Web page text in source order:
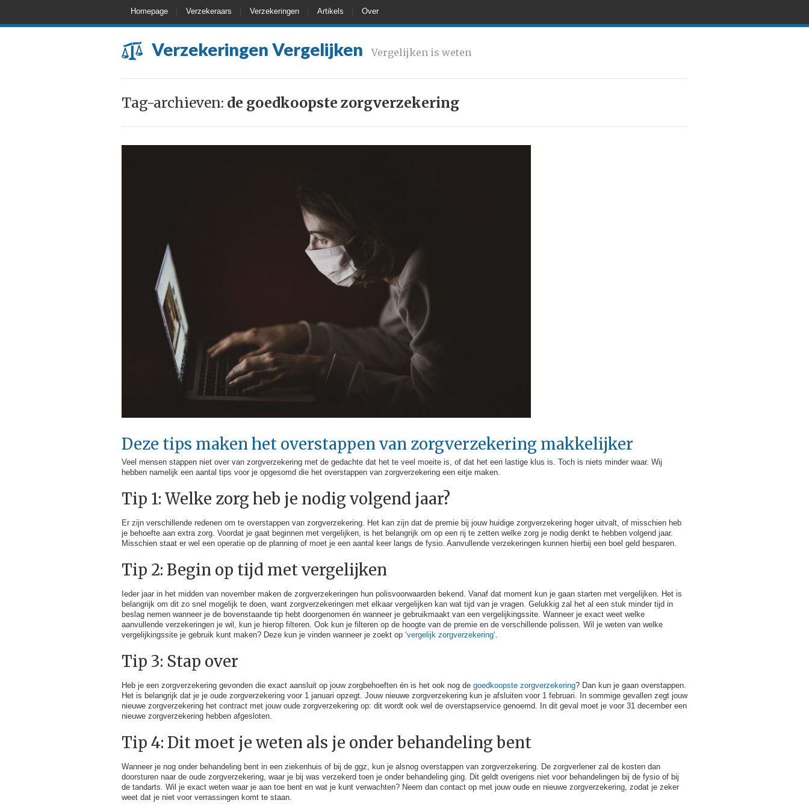
Homepage Verzekeraars Verzekeringen Artikels Over
Verzekeringen Vergelijken Vergelijken is weten
Tag-archieven: de goedkoopste zorgverzekering
Deze tips maken het overstappen van zorgverzekering makkelijker
Veel mensen stappen niet over van zorgverzekering met de gedachte dat het te veel moeite is, of dat het een lastige klus is. Toch is niets minder waar. Wij
hebben namelijk een aantal tips voor je opgesomd die het overstappen van zorgverzekering een eitje maken.
Tip 1: Welke zorg heb je nodig volgend jaar?
Er zijn verschillende redenen om te overstappen van zorgverzekering. Het kan zijn dat de premie bij jouw huidige zorgverzekering hoger uitvalt, of misschien heb
je behoefte aan extra zorg. Voordat je gaat beginnen met vergelijken, is het belangrijk om op een rij te zetten welke zorg je nodig denkt te hebben volgend jaar.
Misschien staat er wel een operatie op de planning of moet je een aantal keer langs de fysio. Aanvullende verzekeringen kunnen hierbij een boel geld besparen.
Tip 2: Begin op tijd met vergelijken
Ieder jaar in het midden van november maken de zorgverzekeringen hun polisvoorwaarden bekend. Vanaf dat moment kun je gaan starten met vergelijken. Het is
belangrijk om dit zo snel mogelijk te doen, want zorgverzekeringen met elkaar vergelijken kan wat tijd van je vragen. Gelukkig zal het al een stuk minder tijd in
beslag nemen wanneer je de bovenstaande tip hebt doorgenomen én wanneer je gebruikmaakt van een vergelijkingssite. Wanneer je exact weet welke
aanvullende verzekeringen je wil, kun je hierop filteren. Ook kun je filteren op de hoogte van de premie en de verschillende polissen. Wil je weten van welke
vergelijkingssite je gebruik kunt maken? Deze kun je vinden wanneer je zoekt op ‘vergelijk zorgverzekering‘.
Tip 3: Stap over
Heb je een zorgverzekering gevonden die exact aansluit op jouw zorgbehoeften én is het ook nog de goedkoopste zorgverzekering? Dan kun je gaan overstappen.
Het is belangrijk dat je je oude zorgverzekering voor 1 januari opzegt. Jouw nieuwe zorgverzekering kun je afsluiten voor 1 februari. In sommige gevallen zegt jouw
nieuwe zorgverzekering het contract met jouw oude zorgverzekering op: dit wordt ook wel de overstapservice genoemd. In dit geval moet je voor 31 december een
nieuwe zorgverzekering hebben afgesloten.
Tip 4: Dit moet je weten als je onder behandeling bent
Wanneer je nog onder behandeling bent in een ziekenhuis of bij de ggz, kun je alsnog overstappen van zorgverzekering. De zorgverlener zal de kosten dan
doorsturen naar de oude zorgverzekering, waar je bij was verzekerd toen je onder behandeling ging. Dit geldt overigens niet voor behandelingen bij de fysio of bij
de tandarts. Wil je exact weten waar je aan toe bent en wat je kunt verwachten? Neem dan contact op met jouw oude en nieuwe zorgverzekering, zodat je zeker
weet dat je niet voor verrassingen komt te staan.